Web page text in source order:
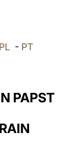
العربيّة
中文
PL - PT
PAPST